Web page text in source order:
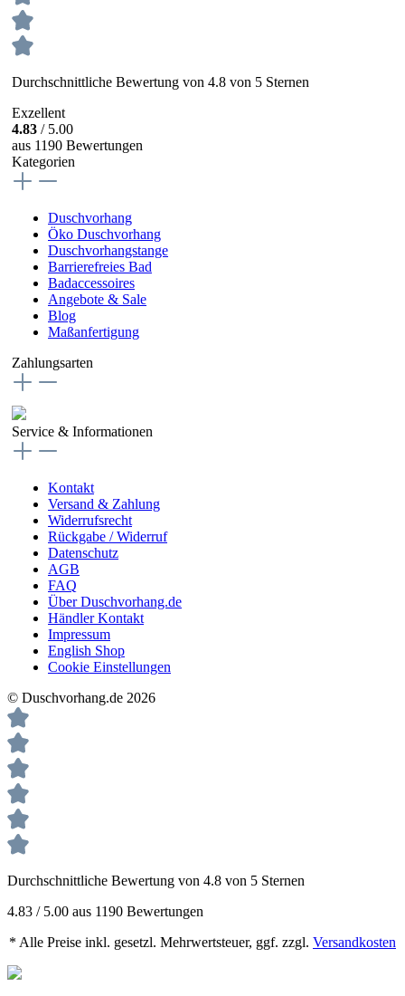
Durchschnittliche Bewertung von 4.8 von 5 Sternen
Exzellent
4.83 / 5.00
aus 1190 Bewertungen
Kategorien
Duschvorhang
Öko Duschvorhang
Duschvorhangstange
Barrierefreies Bad
Badaccessoires
Angebote & Sale
Blog
Maßanfertigung
Zahlungsarten
Service & Informationen
Kontakt
Versand & Zahlung
Widerrufsrecht
Rückgabe / Widerruf
Datenschutz
AGB
FAQ
Über Duschvorhang.de
Händler Kontakt
Impressum
English Shop
Cookie Einstellungen
© Duschvorhang.de 2026
Durchschnittliche Bewertung von 4.8 von 5 Sternen
4.83 / 5.00 aus 1190 Bewertungen
* Alle Preise inkl. gesetzl. Mehrwertsteuer, ggf. zzgl. Versandkosten